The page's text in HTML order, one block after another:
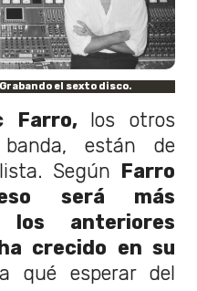
el sexto disco.
Farro, los otros
están de
Según Farro
será más
los anteriores
crecido en su
qué esperar del